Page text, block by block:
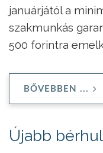
januárjától a
szakmunkás
500 forintra
BŐVEBBEN ...
Újabb